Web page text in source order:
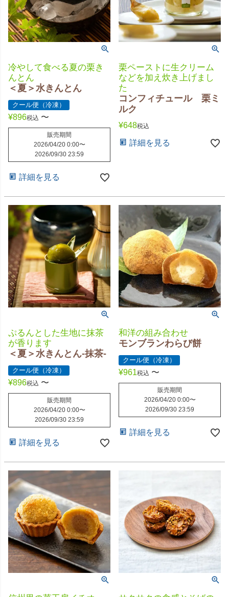
冷やして食べる夏の栗き
んとん
＜夏＞水きんとん
クール便（冷凍）
¥896税込 〜
販売期間
2026/04/20 0:00〜
2026/09/30 23:59
詳細を見る
栗ペーストに生クリーム
などを加え炊き上げまし
た
コンフィチュール 栗ミ
ルク
¥648税込
詳細を見る
ぷるんとした生地に抹茶
が香ります
＜夏＞水きんとん-抹茶-
クール便（冷凍）
¥896税込 〜
販売期間
2026/04/20 0:00〜
2026/09/30 23:59
詳細を見る
和洋の組み合わせ
モンブランわらび餅
クール便（冷凍）
¥961税込 〜
販売期間
2026/04/20 0:00〜
2026/09/30 23:59
詳細を見る